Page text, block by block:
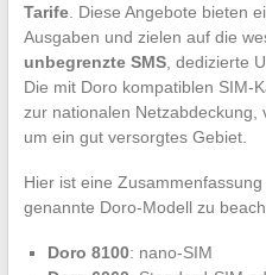
Tarife. Diese Angebote bieten
Ausgaben und zielen auf die
unbegrenzte SMS, dedizierte
Die mit Doro kompatiblen SIM-
zur nationalen Netzabdeckung,
um ein gut versorgtes Gebiet.
Hier ist eine
genannte Doro-Modell zu
Doro 8100: nano-SIM